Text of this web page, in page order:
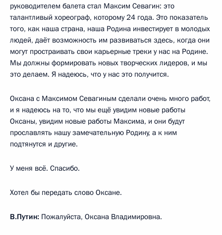
руководителем балета стал Максим Севагин: это
талантливый хореограф, которому 24 года. Это показатель
того, как наша страна, наша Родина инвестирует в молодых
людей, даёт возможность им развиваться здесь, когда они
могут простраивать свои карьерные треки у нас на Родине.
Мы должны формировать новых творческих лидеров, и мы
это делаем. Я надеюсь, что у нас это получится.
Оксана с Максимом Севагиным сделали очень много работ,
и я надеюсь на то, что мы ещё увидим новые работы
Оксаны, увидим новые работы Максима, и они будут
прославлять нашу замечательную Родину, а к ним
подтянутся и другие.
У меня всё. Спасибо.
Хотел бы передать слово Оксане.
В.Путин: Пожалуйста, Оксана Владимировна.